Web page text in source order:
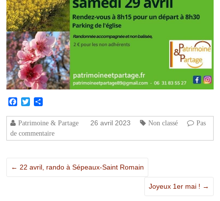
Facebook
Twitter
Patrimoine & Partage 26 avril 2023 Non classé
Pas
de commentaire
← 22 avril, rando à Sépeaux-Saint Romain
Joyeux 1er mai ! →